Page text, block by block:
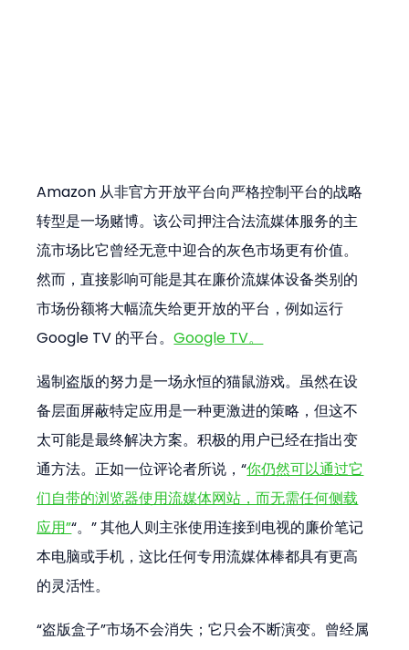
Amazon 从非官方开放平台向严格控制平台的战略
转型是一场赌博。该公司押注合法流媒体服务的主
流市场比它曾经无意中迎合的灰色市场更有价值。
然而，直接影响可能是其在廉价流媒体设备类别的
市场份额将大幅流失给更开放的平台，例如运行
Google TV 的平台。Google TV。
遏制盗版的努力是一场永恒的猫鼠游戏。虽然在设
备层面屏蔽特定应用是一种更激进的策略，但这不
太可能是最终解决方案。积极的用户已经在指出变
通方法。正如一位评论者所说，“你仍然可以通过它
们自带的浏览器使用流媒体网站，而无需任何侧载
应用”“。” 其他人则主张使用连接到电视的廉价笔记
本电脑或手机，这比任何专用流媒体棒都具有更高
的灵活性。
“盗版盒子”市场不会消失；它只会不断演变。曾经属